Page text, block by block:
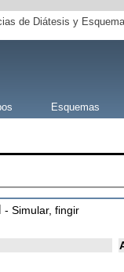
de Diátesis y
Esquemas
- Simular, fingir